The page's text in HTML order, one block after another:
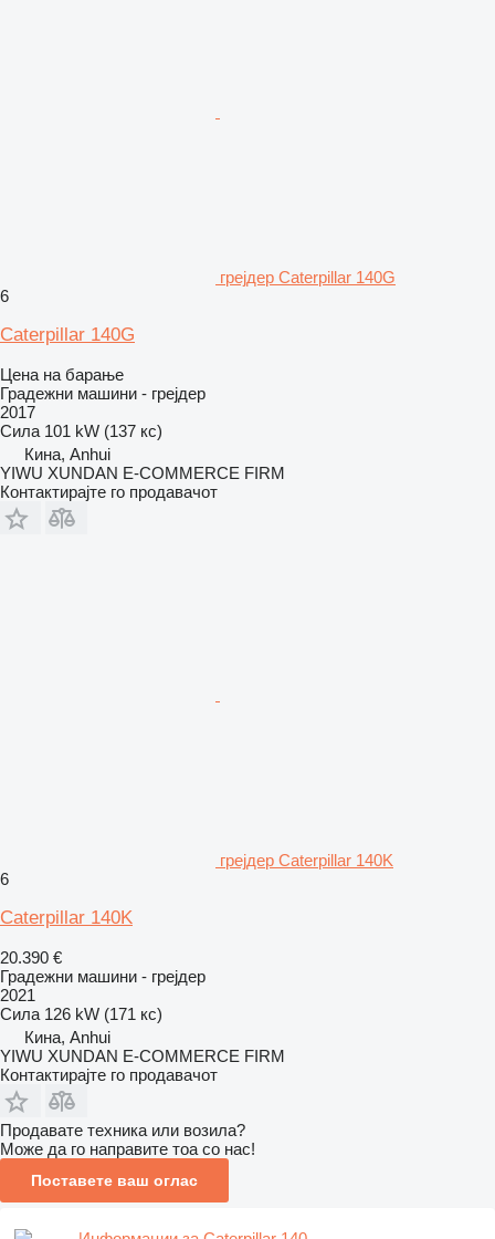
грејдер Caterpillar 140G
6
Caterpillar 140G
Цена на барање
Градежни машини - грејдер
2017
Сила 101 kW (137 кс)
Кина, Anhui
YIWU XUNDAN E-COMMERCE FIRM
Контактирајте го продавачот
грејдер Caterpillar 140K
6
Caterpillar 140K
20.390 €
Градежни машини - грејдер
2021
Сила 126 kW (171 кс)
Кина, Anhui
YIWU XUNDAN E-COMMERCE FIRM
Контактирајте го продавачот
Продавате техника или возила?
Може да го направите тоа со нас!
Поставете ваш оглас